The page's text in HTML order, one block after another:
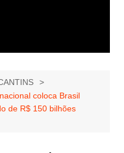
coloca Brasil
de R$ 150 bilhões